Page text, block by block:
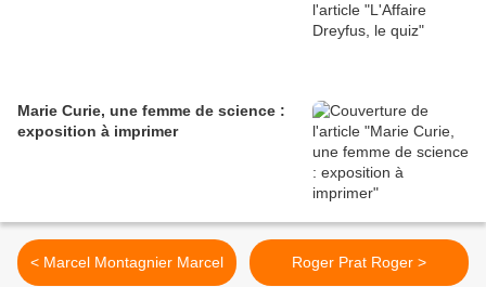
Marie Curie, une femme de science :
exposition à imprimer
< Marcel Montagnier Marcel Roger Prat Roger >